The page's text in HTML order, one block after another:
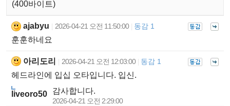
(400바이트)
ajabyu 2026-04-21 오전 11:50:00 동감 1
훈훈하네요
아리도리 2026-04-21 오전 12:03:00 동감 1
헤드라인에 입십 오타입니다. 입신.
liveoro50 감사합니다.
2026-04-21 오전 2:29:00